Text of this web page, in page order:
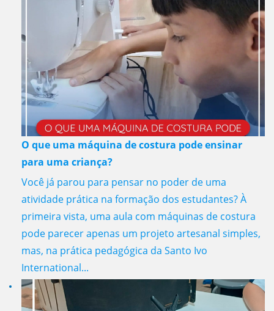
O que uma máquina de costura pode ensinar
para uma criança?
Você já parou para pensar no poder de uma
atividade prática na formação dos estudantes? À
primeira vista, uma aula com máquinas de costura
pode parecer apenas um projeto artesanal simples,
mas, na prática pedagógica da Santo Ivo
International...